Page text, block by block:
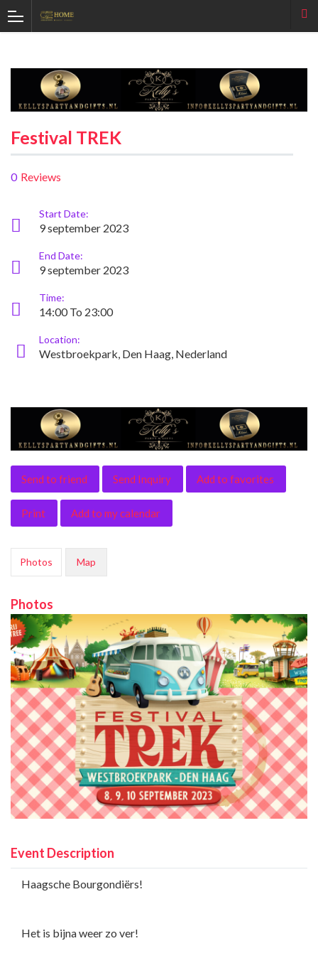
Festival TREK
0 Reviews
Start Date:
9 september 2023
End Date:
9 september 2023
Time:
14:00 To 23:00
Location:
Westbroekpark, Den Haag, Nederland
Send to friend Send Inquiry Add to favorites
Print Add to my calendar
Photos Map
Photos
Event Description
Haagsche Bourgondiërs!
Het is bijna weer zo ver!